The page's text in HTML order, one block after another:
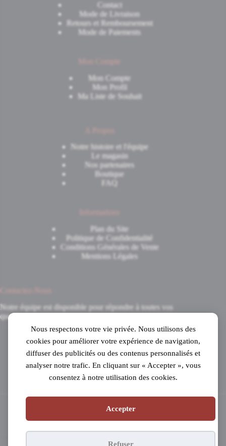
Nous respectons votre vie privée. Nous utilisons des
cookies pour améliorer votre expérience de navigation,
diffuser des publicités ou des contenus personnalisés et
analyser notre trafic. En cliquant sur « Accepter », vous
consentez à notre utilisation des cookies.
Accepter
Refuser
Contact
Mode de Livraison
Retours et Remboursement
Mode de Paiements
Mon Compte
Mon Profil
Ma Liste de Souhait
Notre histoire et l'équipe
Le magasin
Nos partenaires
Boutique
FAQ
Plan du Site
Politique de Confidentialité
Conditions Générales de Vente
Mentions Légales
Contactez-Nous
Notre équipe est disponible pour répondre à toutes vos
questions.
8 Avenue du 8 Mai 1945
31520 Ramonville-Saint-Agne
Mardi au samedi
de 10h à 19h en continu
Copyright © 2026 - Pianos Parisot